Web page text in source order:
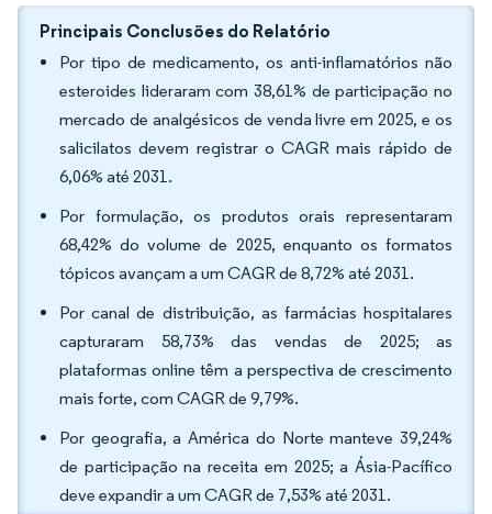
Principais Conclusões do Relatório
Por tipo de medicamento, os anti-inflamatórios não
esteroides lideraram com 38,61% de participação no
mercado de analgésicos de venda livre em 2025, e os
salicilatos devem registrar o CAGR mais rápido de
6,06% até 2031.
Por formulação, os produtos orais representaram
68,42% do volume de 2025, enquanto os formatos
tópicos avançam a um CAGR de 8,72% até 2031.
Por canal de distribuição, as farmácias hospitalares
capturaram 58,73% das vendas de 2025; as
plataformas online têm a perspectiva de crescimento
mais forte, com CAGR de 9,79%.
Por geografia, a América do Norte manteve 39,24%
de participação na receita em 2025; a Ásia-Pacífico
deve expandir a um CAGR de 7,53% até 2031.